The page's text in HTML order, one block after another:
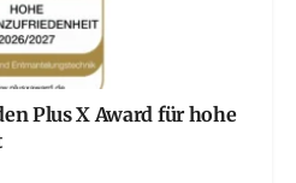
Plus X Award für hohe